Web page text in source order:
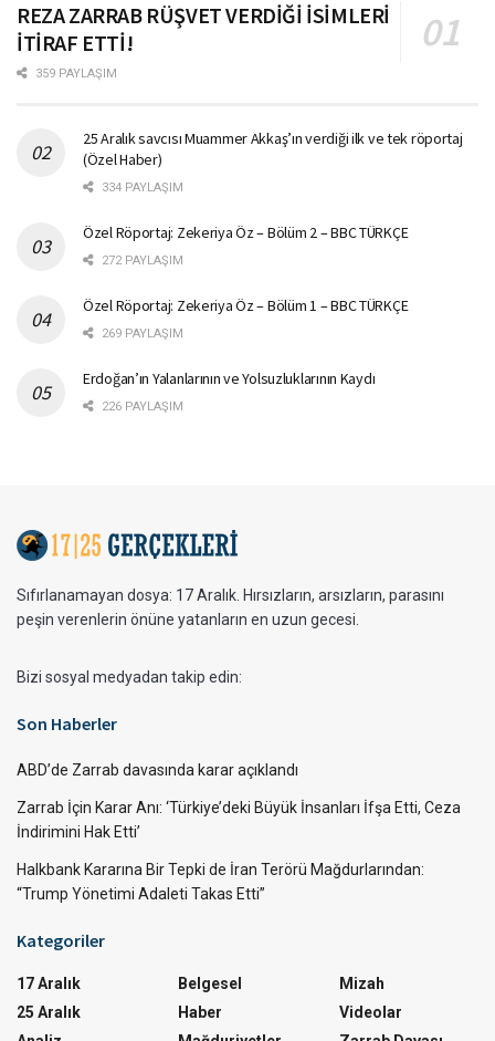
REZA ZARRAB RÜŞVET VERDİĞİ İSİMLERİ
İTİRAF ETTİ!
359 PAYLAŞIM
25 Aralık savcısı Muammer Akkaş’ın verdiği ilk ve tek röportaj
(Özel Haber)
334 PAYLAŞIM
Özel Röportaj: Zekeriya Öz – Bölüm 2 – BBC TÜRKÇE
272 PAYLAŞIM
Özel Röportaj: Zekeriya Öz – Bölüm 1 – BBC TÜRKÇE
269 PAYLAŞIM
Erdoğan’ın Yalanlarının ve Yolsuzluklarının Kaydı
226 PAYLAŞIM
Sıfırlanamayan dosya: 17 Aralık. Hırsızların, arsızların, parasını
peşin verenlerin önüne yatanların en uzun gecesi.
Bizi sosyal medyadan takip edin:
Son Haberler
ABD’de Zarrab davasında karar açıklandı
Zarrab İçin Karar Anı: ‘Türkiye’deki Büyük İnsanları İfşa Etti, Ceza
İndirimini Hak Etti’
Halkbank Kararına Bir Tepki de İran Terörü Mağdurlarından:
“Trump Yönetimi Adaleti Takas Etti”
Kategoriler
17 Aralık
25 Aralık
Belgesel
Haber
Mizah
Videolar